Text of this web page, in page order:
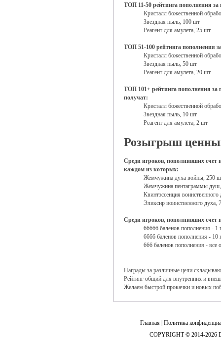
ТОП 11-50 рейтинга пополнения за
Кристалл божественной
Звездная пыль, 100 шт
Реагент для амулета, 25 шт
ТОП 51-100 рейтинга пополнения
Кристалл божественной
Звездная пыль, 50 шт
Реагент для амулета, 20 шт
ТОП 101+ рейтинга пополнения за
получат:
Кристалл божественной
Звездная пыль, 10 шт
Реагент для амулета, 2 шт
Розыгрыш
Среди игроков, пополнивших счет
каждом из которых:
Жемчужина духа войны, 250
Жемчужина пентаграммы
Квинтэссенция
Эликсир воинственного духа,
Среди игроков, пополнивших счет
66666 баленов пополнения - 1
6666 баленов пополнения - 10
666 баленов пополнения - все
Награды за различные цели
Рейтинг общий для внутренних и
Желаем быстрой прокачки и новых
Главная Политика
COPYRIGHT © 2014-2026